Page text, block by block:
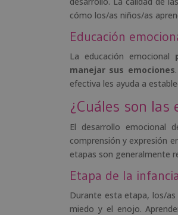
cómo los/as niños/as
Educación
La educación emocional
manejar sus emociones
efectiva les ayuda a
¿Cuáles son
El desarrollo emocional
comprensión y expresión
etapas son generalmente
Etapa de la
Durante esta etapa, los/
miedo y el enojo.